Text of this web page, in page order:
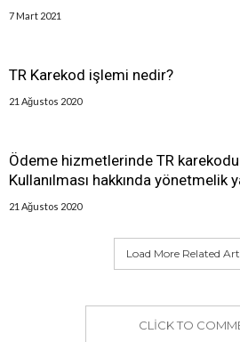
7 Mart 2021
TR Karekod işlemi nedir?
21 Ağustos 2020
Ödeme hizmetlerinde TR
Kullanılması hakkında yönetmelik
21 Ağustos 2020
Load More Related
CLICK TO